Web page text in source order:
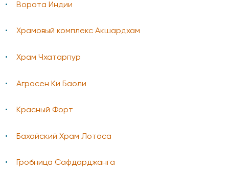
Ворота Индии
Храмовый комплекс Акшардхам
Храм Чхатарпур
Аграсен Ки Баоли
Красный Форт
Бахайский Храм Лотоса
Гробница Сафдарджанга